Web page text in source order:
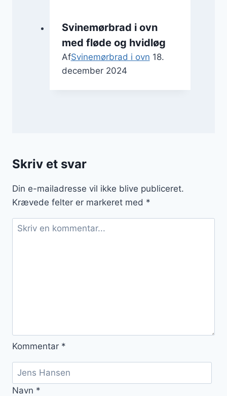
Svinemørbrad i ovn
med fløde og hvidløg
AfSvinemørbrad i ovn 18.
december 2024
Skriv et svar
Din e-mailadresse vil ikke blive publiceret.
Krævede felter er markeret med *
Kommentar *
Navn *